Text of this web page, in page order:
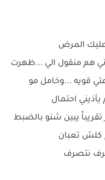
المرض
هم منقول الي ...ظهرت
قويه ...وخامل مو
احتمال
...كلي بعد ٣شهور تقريباً يبين شنو بالضبط
كلش تعبان
نتصرف